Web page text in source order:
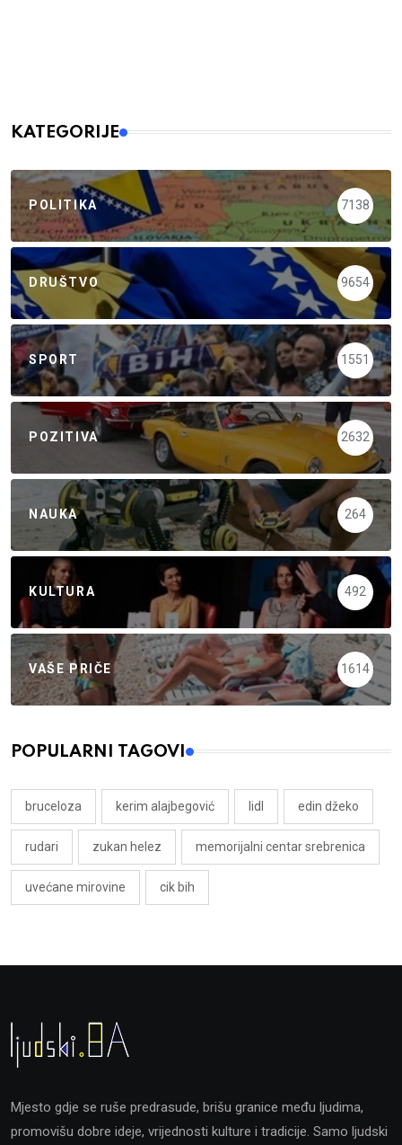
KATEGORIJE
POLITIKA 7138
DRUŠTVO 9654
SPORT 1551
POZITIVA 2632
NAUKA 264
KULTURA 492
VAŠE PRIČE 1614
POPULARNI TAGOVI
bruceloza kerim alajbegović lidl edin džeko
rudari zukan helez memorijalni centar srebrenica
uvećane mirovine cik bih
Mjesto gdje se ruše predrasude, brišu granice među ljudima,
promovišu dobre ideje, vrijednosti kulture i tradicije. Samo ljudski